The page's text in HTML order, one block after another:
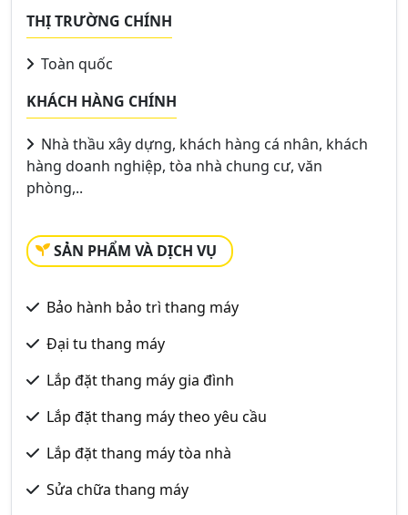
THỊ TRƯỜNG CHÍNH
Toàn quốc
KHÁCH HÀNG CHÍNH
Nhà thầu xây dựng, khách hàng cá nhân, khách
hàng doanh nghiệp, tòa nhà chung cư, văn
phòng,..
SẢN PHẨM VÀ DỊCH VỤ
Bảo hành bảo trì thang máy
Đại tu thang máy
Lắp đặt thang máy gia đình
Lắp đặt thang máy theo yêu cầu
Lắp đặt thang máy tòa nhà
Sửa chữa thang máy